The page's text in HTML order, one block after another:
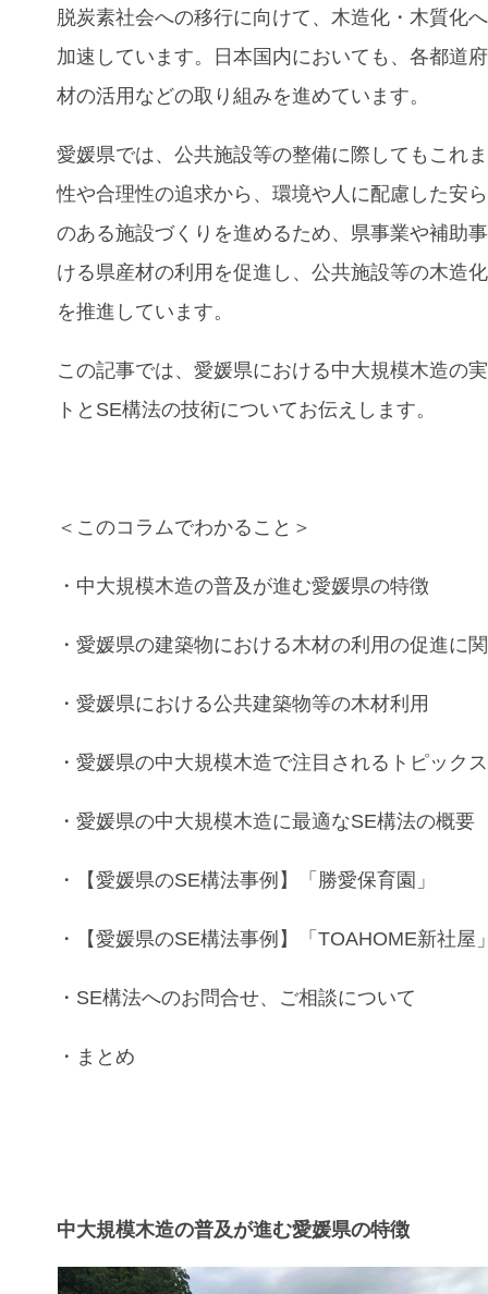
脱炭素社会への移行に向けて、木造化・木質化
加速しています。日本国内においても、各都道
材の活用などの取り組みを進めています。
愛媛県では、公共施設等の整備に際してもこれ
性や合理性の追求から、環境や人に配慮した安
のある施設づくりを進めるため、県事業や補助
ける県産材の利用を促進し、公共施設等の木造
を推進しています。
この記事では、愛媛県における中大規模木造の
トとSE構法の技術についてお伝えします。
＜このコラムでわかること＞
・ 中大規模木造の普及が進む愛媛県の特徴
・愛媛県の建築物における木材の利用の促進に
・愛媛県における公共建築物等の木材利用
・愛媛県の中大規模木造で注目されるトピックス
・愛媛県の中大規模木造に最適なSE構法の概要
・ 【愛媛県のSE構法事例】 「勝愛保育園」
・ 【愛媛県のSE構法事例】 「TOAHOME新社屋
・ SE構法へのお問合せ、ご相談について
・まとめ
中大規模木造の普及が進む愛媛県の特徴